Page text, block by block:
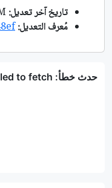
تاريخ آخر تعديل:
مُعرف التعديل: